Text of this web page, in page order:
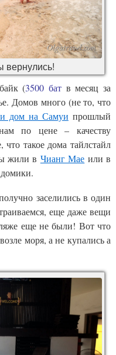
(3500 бат в месяц за
Домов много (не то, что
дом на Самуи прошлый
по цене – качеству
что такое дома тайлстайл
жили в Чианг Мае или в
заселились в один
еще даже вещи
еще не были! Вот что
моря, а не купались а